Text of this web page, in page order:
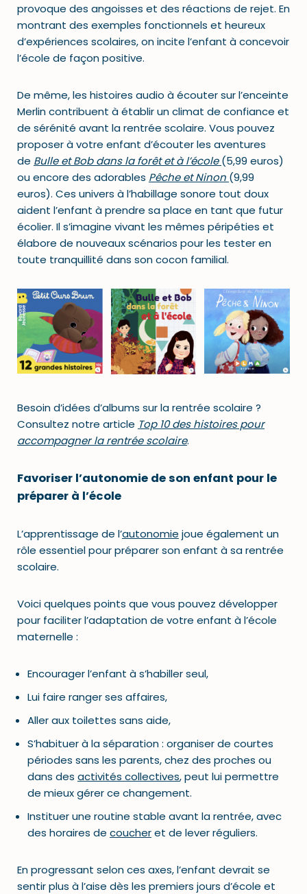
provoque des angoisses et des réactions de rejet. En
montrant des exemples fonctionnels et heureux
d’expériences scolaires, on incite l’enfant à concevoir
l’école de façon positive.
De même, les histoires audio à écouter sur l’enceinte
Merlin contribuent à établir un climat de confiance et
de sérénité avant la rentrée scolaire. Vous pouvez
proposer à votre enfant d’écouter les aventures
de Bulle et Bob dans la forêt et à l’école (5,99 euros)
ou encore des adorables Pêche et Ninon (9,99
euros). Ces univers à l’habillage sonore tout doux
aident l’enfant à prendre sa place en tant que futur
écolier. Il s’imagine vivant les mêmes péripéties et
élabore de nouveaux scénarios pour les tester en
toute tranquillité dans son cocon familial.
Besoin d’idées d’albums sur la rentrée scolaire ?
Consultez notre article Top 10 des histoires pour
accompagner la rentrée scolaire.
Favoriser l’autonomie de son enfant pour le
préparer à l’école
L’apprentissage de l’autonomie joue également un
rôle essentiel pour préparer son enfant à sa rentrée
scolaire.
Voici quelques points que vous pouvez développer
pour faciliter l’adaptation de votre enfant à l’école
maternelle :
Encourager l’enfant à s’habiller seul,
Lui faire ranger ses affaires,
Aller aux toilettes sans aide,
S’habituer à la séparation : organiser de courtes
périodes sans les parents, chez des proches ou
dans des activités collectives, peut lui permettre
de mieux gérer ce changement.
Instituer une routine stable avant la rentrée, avec
des horaires de coucheret de lever réguliers.
En progressant selon ces axes, l’enfant devrait se
sentir plus à l’aise dès les premiers jours d’école et